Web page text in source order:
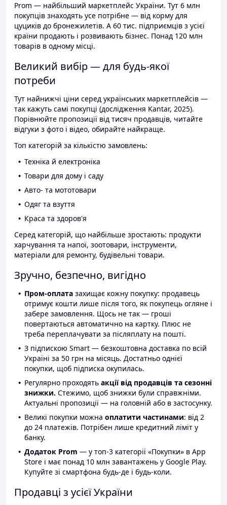
Prom — найбільший маркетплейс України. Тут 6 млн
покупців знаходять усе потрібне — від корму для
цуциків до бронежилетів. А 60 тис. підприємців з усієї
країни продають і розвивають бізнес. Понад 120 млн
товарів в одному місці.
Великий вибір — для будь-якої
потреби
Тут найнижчі ціни серед українських маркетплейсів —
так кажуть самі покупці (дослідження Kantar, 2025).
Порівнюйте пропозиції від тисяч продавців, читайте
відгуки з фото і відео, обирайте найкраще.
Топ категорій за кількістю замовлень:
Техніка й електроніка
Товари для дому і саду
Авто- та мототовари
Одяг та взуття
Краса та здоров'я
Серед категорій, що найбільше зростають: продукти
харчування та напої, зоотовари, інструменти,
матеріали для ремонту, будівельні товари.
Зручно, безпечно, вигідно
Пром-оплата захищає кожну покупку: продавець
отримує кошти лише після того, як покупець огляне і
забере замовлення. Щось не так — гроші
повертаються автоматично на картку. Плюс не
треба переплачувати за післяплату на пошті.
З підпискою Smart — безкоштовна доставка по всій
Україні за 50 грн на місяць. Достатньо однієї
покупки, щоб підписка окупилась.
Регулярно проходять акції від продавців та сезонні
знижки. Стежимо, щоб знижки були справжніми.
Актуальні пропозиції — на головній або в застосунку.
Великі покупки можна оплатити частинами: від 2
до 24 платежів. Потрібен лише кредитний ліміт у
банку.
Додаток Prom — у топ-3 категорії «Покупки» в App
Store і має понад 10 млн завантажень у Google Play.
Купуйте зі смартфона будь-де і будь-коли.
Продавці з усієї України